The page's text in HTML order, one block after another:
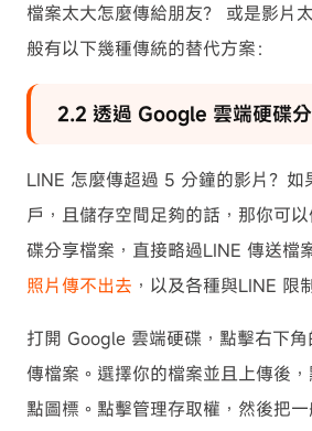
檔案太大怎麼傳給朋友？ 或是影片
般有以下幾種傳統的替代方案：
2.2 透過 Google 雲端硬碟
LINE 怎麼傳超過 5 分鐘的影片？如
戶，且儲存空間足夠的話，那你可
碟分享檔案，直接略過LINE 傳送檔
照片傳不出去 ，以及各種與LINE 限
打開 Google 雲端硬碟，點擊右下
傳檔案。選擇你的檔案並且上傳後
點圖標。點擊管理存取權，然後把